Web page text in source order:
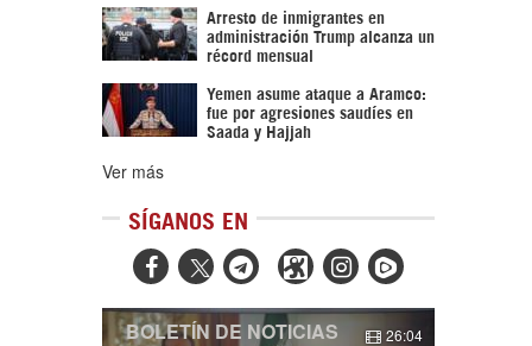
Arresto de inmigrantes en
administración Trump alcanza un
récord mensual
Yemen asume ataque a Aramco:
fue por agresiones saudíes en
Saada y Hajjah
Ver más
SÍGANOS EN
  
BOLETÍN DE NOTICIAS 26:04